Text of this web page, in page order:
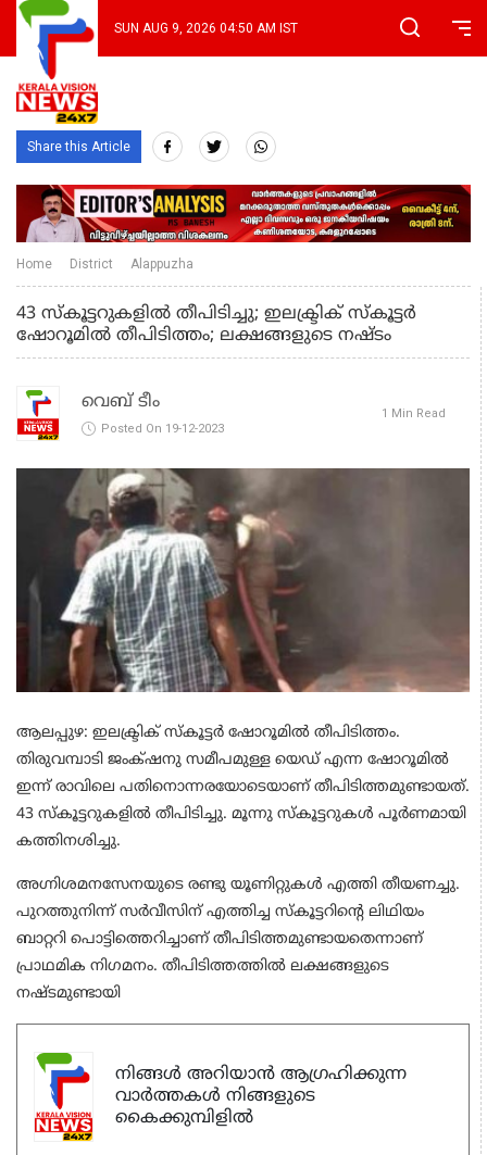
SUN AUG 9, 2026 04:50 AM IST
Share this Article
Home District Alappuzha
43 സ്കൂട്ടറുകളിൽ തീപിടിച്ചു; ഇലക്ട്രിക് സ്കൂട്ടർ
ഷോറൂമിൽ തീപിടിത്തം; ലക്ഷങ്ങളുടെ നഷ്ടം
വെബ് ടീം
Posted On 19-12-2023
1 Min Read
ആലപ്പുഴ: ഇലക്ട്രിക് സ്കൂട്ടർ ഷോറൂമിൽ തീപിടിത്തം.
തിരുവമ്പാടി ജംക്‌ഷനു സമീപമുള്ള യെഡ് എന്ന ഷോറൂമിൽ
ഇന്ന് രാവിലെ പതിനൊന്നരയോടെയാണ് തീപിടിത്തമുണ്ടായത്.
43 സ്കൂട്ടറുകളിൽ തീപിടിച്ചു. മൂന്നു സ്കൂട്ടറുകൾ പൂർണമായി
കത്തിനശിച്ചു.
അഗ്നിശമനസേനയുടെ രണ്ടു യൂണിറ്റുകൾ എത്തി തീയണച്ചു.
പുറത്തുനിന്ന് സർവീസിന് എത്തിച്ച സ്കൂട്ടറിന്റെ ലിഥിയം
ബാറ്ററി പൊട്ടിത്തെറിച്ചാണ് തീപിടിത്തമുണ്ടായതെന്നാണ്
പ്രാഥമിക നിഗമനം. തീപിടിത്തത്തിൽ ലക്ഷങ്ങളുടെ
നഷ്ടമുണ്ടായി
നിങ്ങൾ അറിയാൻ ആഗ്രഹിക്കുന്ന
വാർത്തകൾ നിങ്ങളുടെ
കൈക്കുമ്പിളിൽ